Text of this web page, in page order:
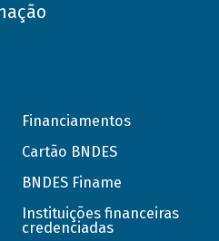
Financiamentos
Cartão BNDES
BNDES Finame
Instituições financeiras
credenciadas